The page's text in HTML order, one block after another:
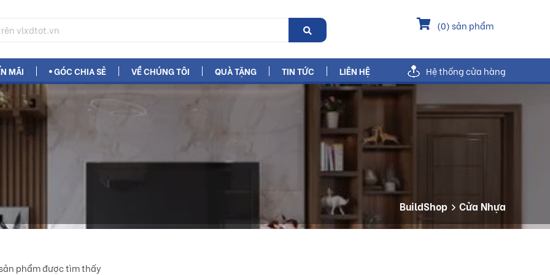
(0) sản phẩm
MÃI GÓC CHIA SẺ VỀ CHÚNG TÔI QUÀ TẶNG TIN TỨC LIÊN HỆ Hệ thống cửa hàng
BuildShop Cửa Nhựa
phẩm được tìm thấy